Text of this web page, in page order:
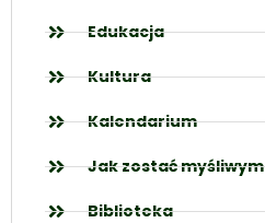
Edukacja
Kultura
Kalendarium
Jak zostać myśliwym
Biblioteka